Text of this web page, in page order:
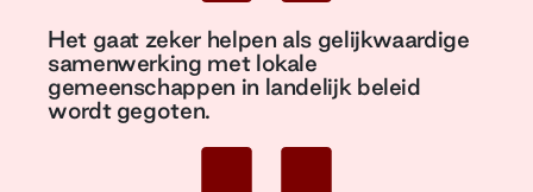
Het gaat zeker helpen als gelijkwaardige
samenwerking met lokale
gemeenschappen in landelijk beleid
wordt gegoten.